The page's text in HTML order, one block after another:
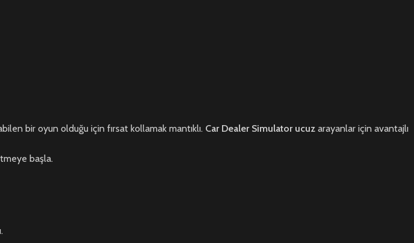
bir oyun olduğu için fırsat kollamak mantıklı. Car Dealer Simulator ucuz arayanlar için avantajlı
başla.